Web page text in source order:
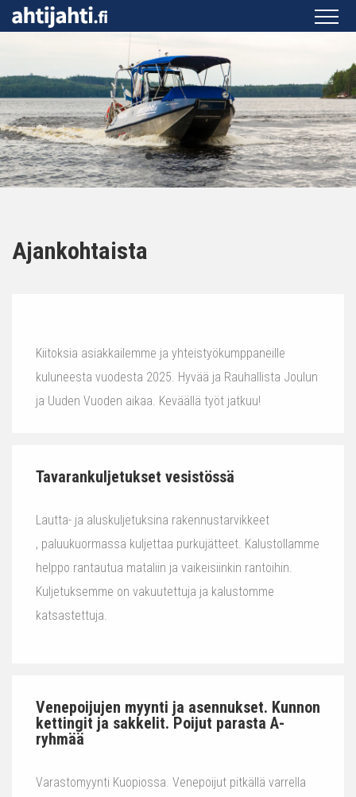
Ajankohtaista
Kiitoksia asiakkailemme ja yhteistyökumppaneille
kuluneesta vuodesta 2025. Hyvää ja Rauhallista Joulun
ja Uuden Vuoden aikaa. Keväällä työt jatkuu!
Tavarankuljetukset vesistössä
Lautta- ja aluskuljetuksina rakennustarvikkeet
, paluukuormassa kuljettaa purkujätteet. Kalustollamme
helppo rantautua mataliin ja vaikeisiinkin rantoihin.
Kuljetuksemme on vakuutettuja ja kalustomme
katsastettuja.
Venepoijujen myynti ja asennukset. Kunnon
kettingit ja sakkelit. Poijut parasta A-
ryhmää
Varastomyynti Kuopiossa. Venepoijut pitkällä varrella